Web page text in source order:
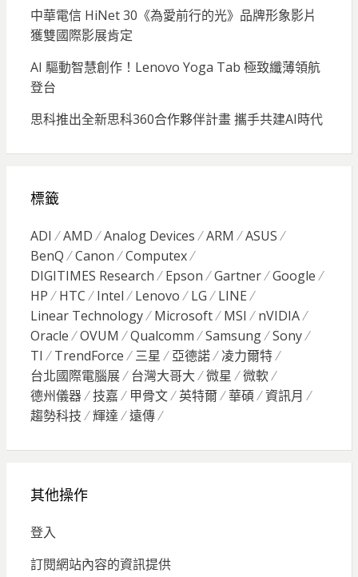
中華電信 HiNet 30《為愛前行的光》品牌形象影片
獲雙國際影展肯定
AI 驅動智慧創作！Lenovo Yoga Tab 極致纖薄領航
登台
思科推出全新思科360合作夥伴計畫 攜手共建AI時代
標籤
ADI AMD Analog Devices ARM
ASUS
BenQ
Canon
Computex
DIGITIMES Research
Epson Gartner
Google
HP
HTC Intel Lenovo LG
LINE
Linear Technology
Microsoft MSI
nVIDIA
Oracle
OVUM Qualcomm Samsung
Sony
TI
TrendForce 三星 亞德諾
凌力爾特
台北國際電腦展
台灣大哥大 微星
微軟
德州儀器
技嘉 甲骨文 英特爾 華碩
資訊月
趨勢科技
輝達 遠傳
其他操作
登入
訂閱網站內容的資訊提供